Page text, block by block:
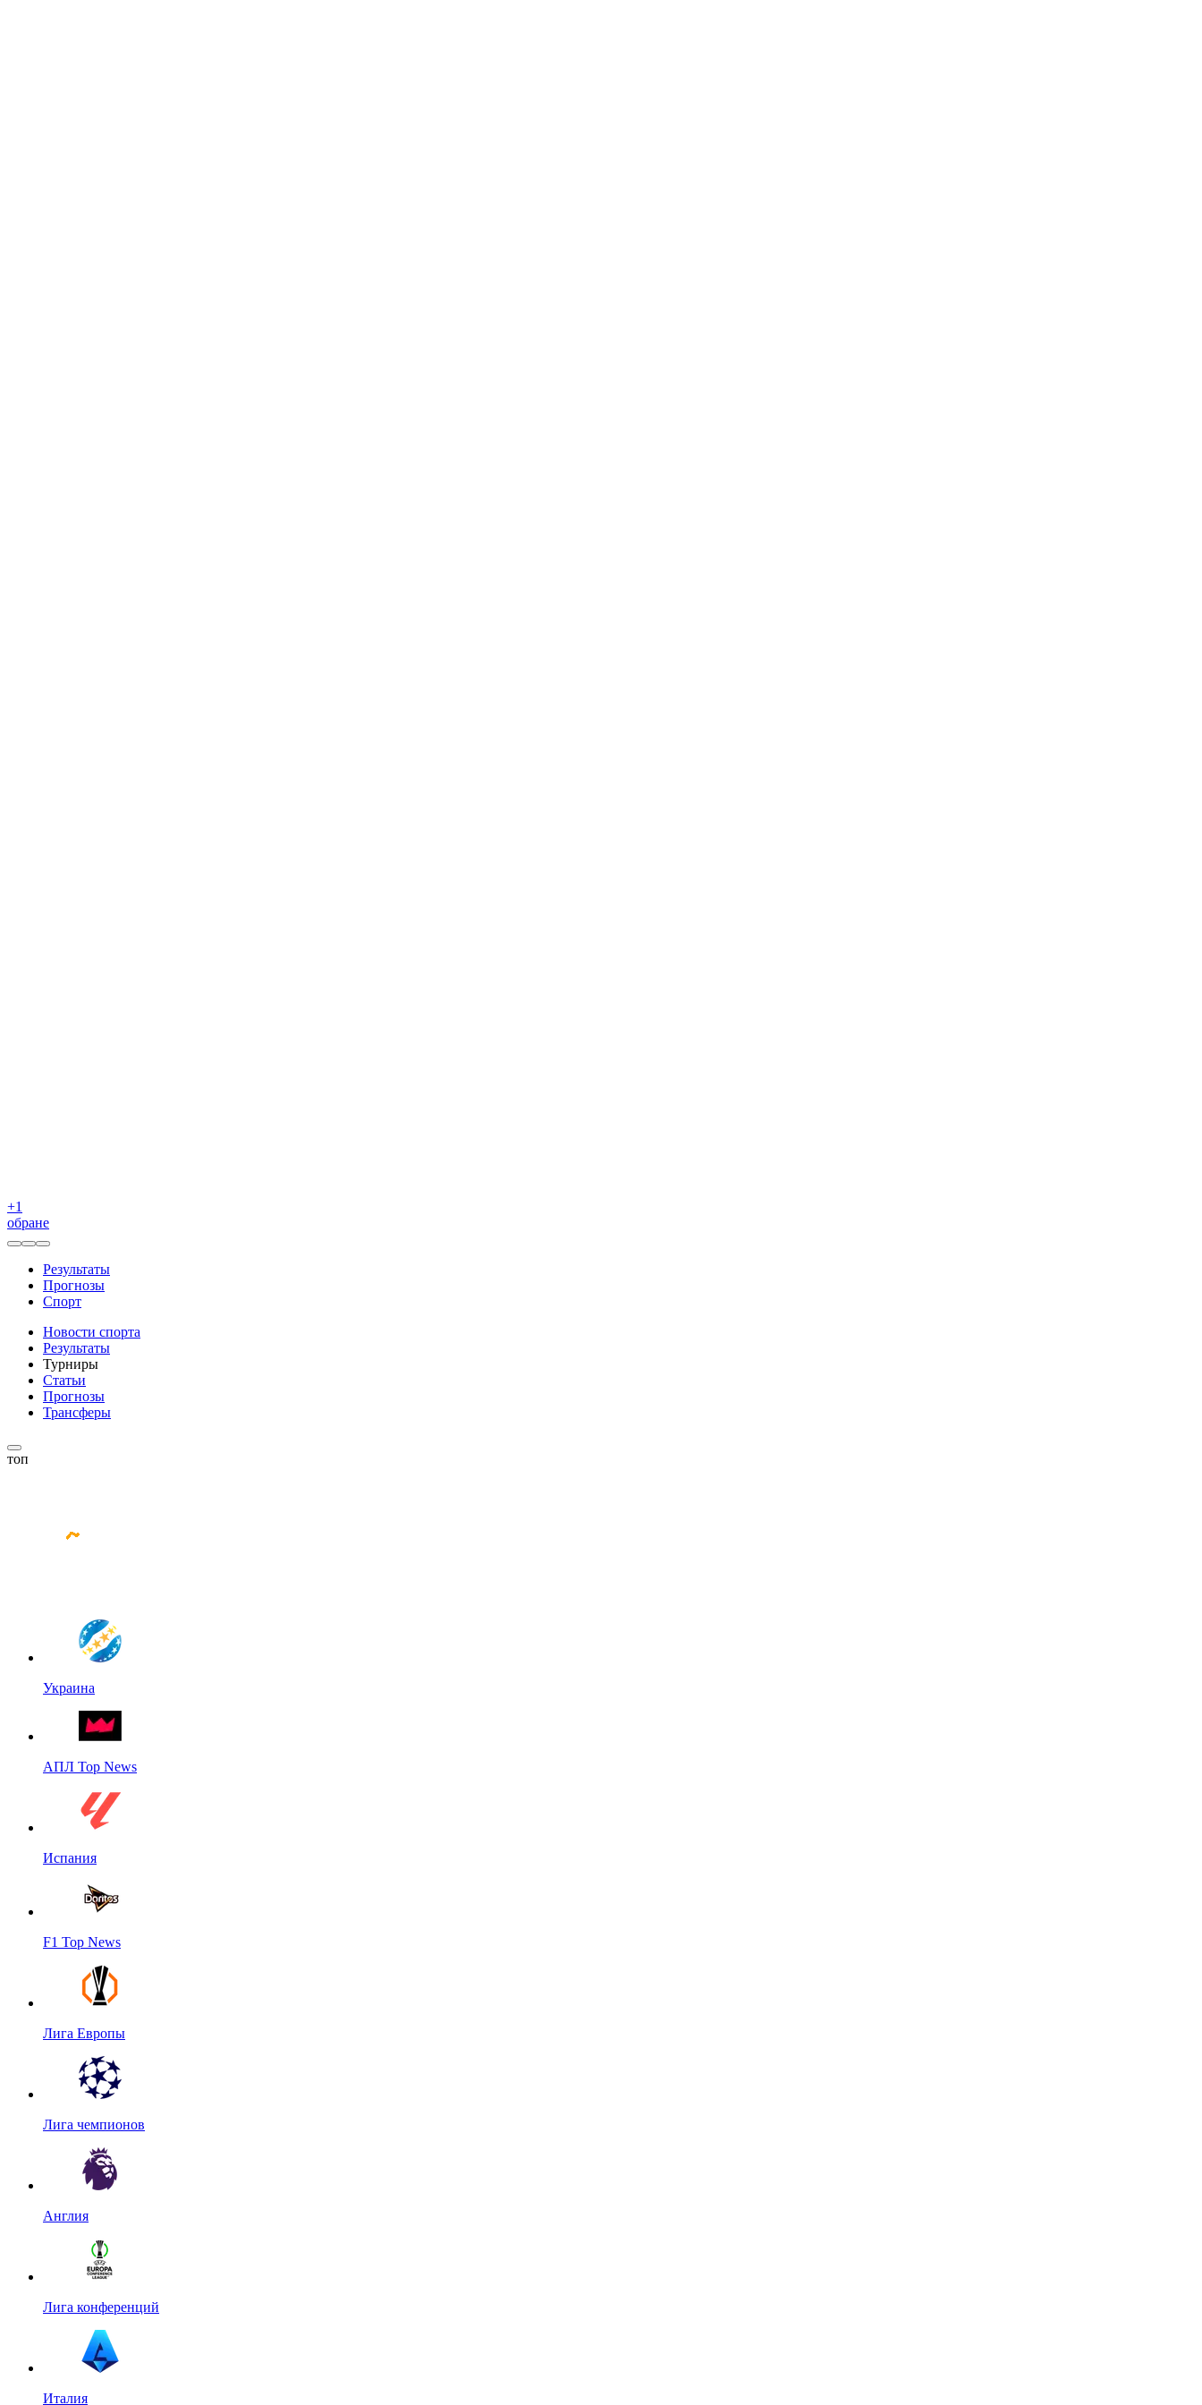
+1
обране
Результаты
Прогнозы
Спорт
Новости спорта
Результаты
Турниры
Статьи
Прогнозы
Трансферы
топ
Украина
АПЛ Top News
Испания
F1 Top News
Лига Европы
Лига чемпионов
Англия
Лига конференций
Италия